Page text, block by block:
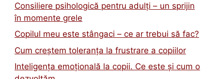
Consiliere psihologică pentru adulți – un sprijin
în momente grele
Copilul meu este stângaci – ce ar trebui să fac?
Cum creștem toleranța la frustrare a copiilor
Inteligența emoțională la copii. Ce este și cum o